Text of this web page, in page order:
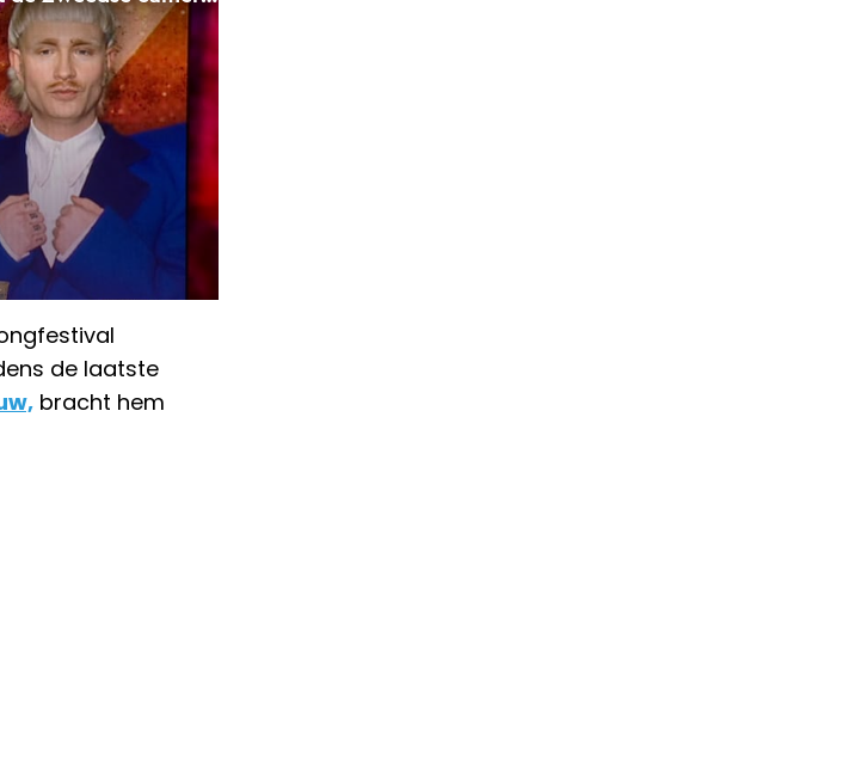
de laatste
bracht hem